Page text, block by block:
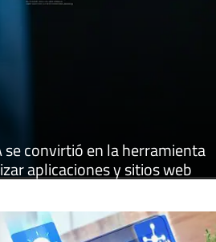
se convirtió en la herramienta
aplicaciones y sitios web